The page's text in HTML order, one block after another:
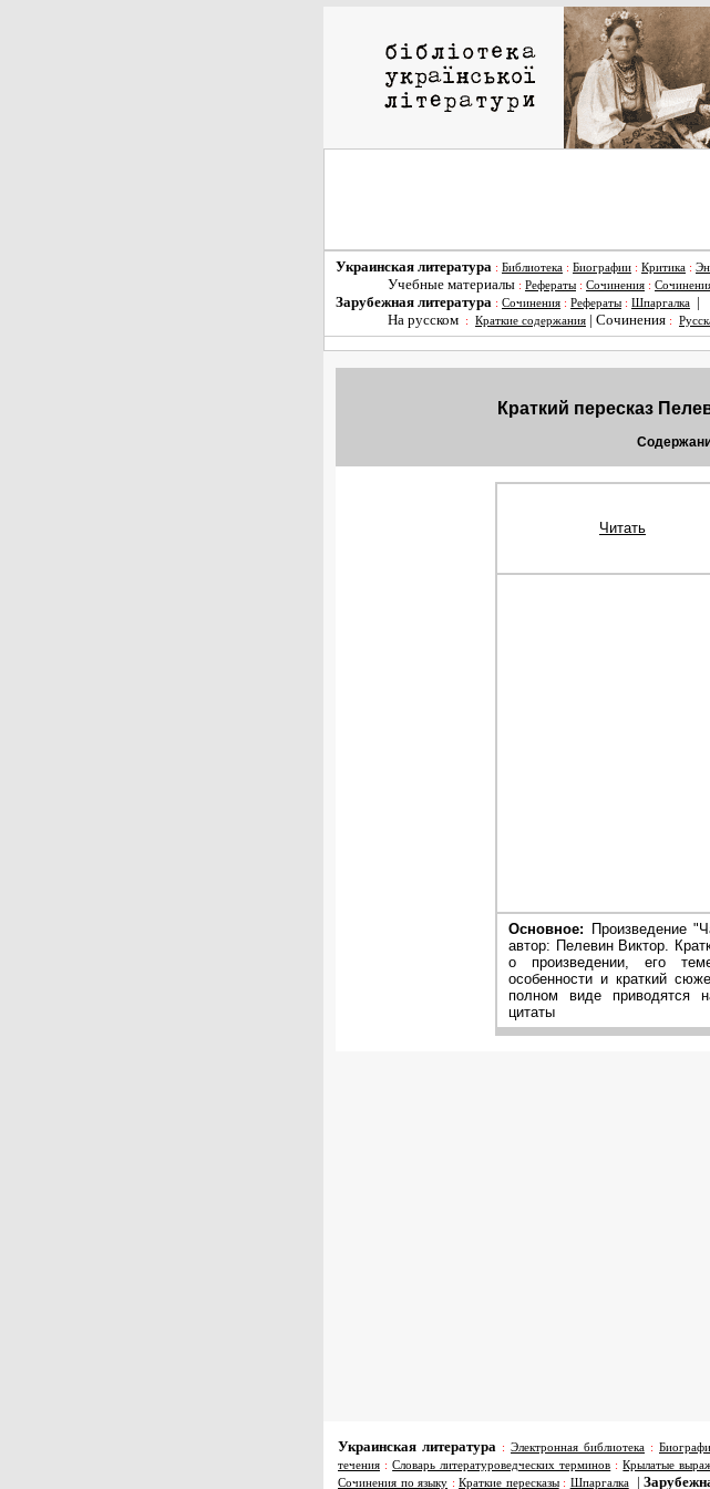
Украинская литература : Библиотека : Биографии : Критика :
Учебные материалы : Рефераты : Сочинения :
Зарубежная литература : Сочинения : Рефераты : Шпаргалка
|
На русском
: Краткие содержания | Сочинения :
Краткий пересказ
Читать
Основное:
Произведение
автор: Пелевин Виктор.
о произведении, его
особенности и краткий
полном виде приводятся
цитаты
Украинская литература : Электронная библиотека :
течения :Словарь литературоведческих терминов :Крылатые
Сочинения по языку :Краткие пересказы: Шпаргалка |